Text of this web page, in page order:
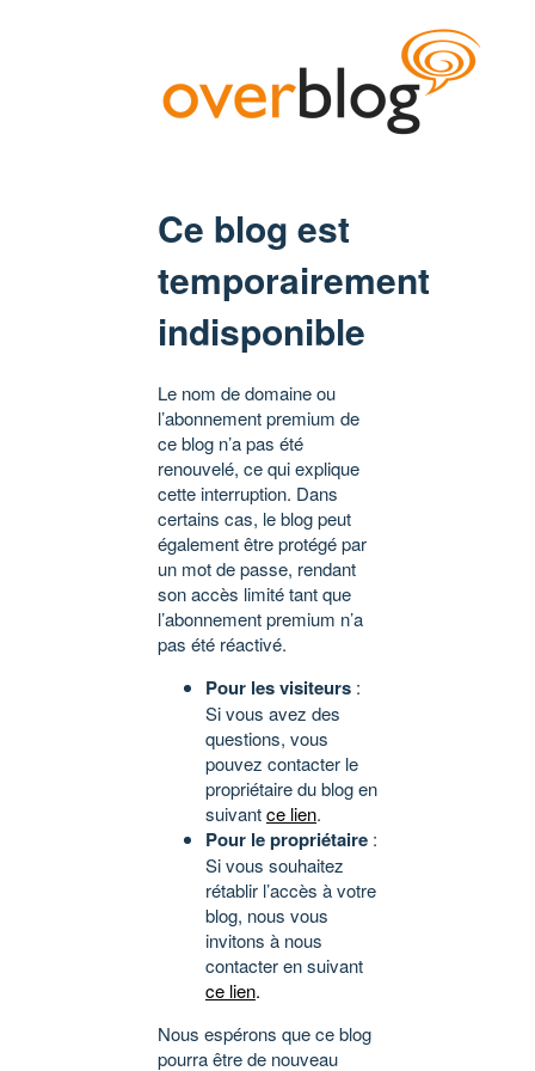
Ce blog est
temporairement
indisponible
Le nom de domaine ou
l’abonnement premium de
ce blog n’a pas été
renouvelé, ce qui explique
cette interruption. Dans
certains cas, le blog peut
également être protégé par
un mot de passe, rendant
son accès limité tant que
l’abonnement premium n’a
pas été réactivé.
Pour les visiteurs :
Si vous avez des
questions, vous
pouvez contacter le
propriétaire du blog en
suivantce lien.
Pour le propriétaire :
Si vous souhaitez
rétablir l’accès à votre
blog, nous vous
invitons à nous
contacter en suivant
ce lien.
Nous espérons que ce blog
pourra être de nouveau